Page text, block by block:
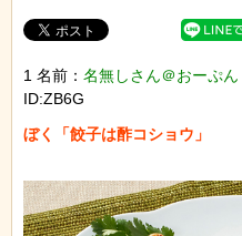
1 名前： 名無しさん＠おーぷん
ID:ZB6G
ぼく「餃子は酢コショウ」